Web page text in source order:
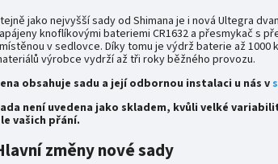
jako nejvyšší sady od Shimana je i nová Ultegra
knoflíkovými bateriemi CR1632 a přesmykač s
v sedlovce. Díky tomu je výdrž baterie až
výrobce vydrží až tři roky běžného provozu.
obsahuje sadu a její odbornou instalaci u nás v
není uvedena jako skladem, kvůli velké
vašich přání.
změny nové sady